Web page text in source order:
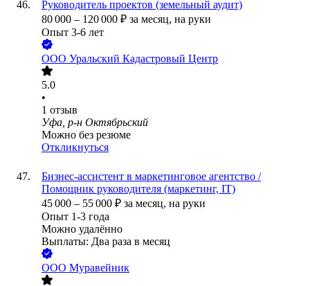
Руководитель проектов (земельный аудит)
80 000 – 120 000 ₽ за месяц, на руки
Опыт 3-6 лет
ООО Уральский Кадастровый Центр
5.0
•
1 отзыв
Уфа, р-н Октябрьский
Можно без резюме
Откликнуться
Бизнес-ассистент в маркетинговое агентство /
Помощник руководителя (маркетинг, IT)
45 000 – 55 000 ₽ за месяц, на руки
Опыт 1-3 года
Можно удалённо
Выплаты: Два раза в месяц
ООО Муравейник